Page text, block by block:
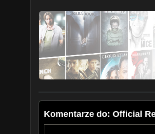
Komentarze do: Official